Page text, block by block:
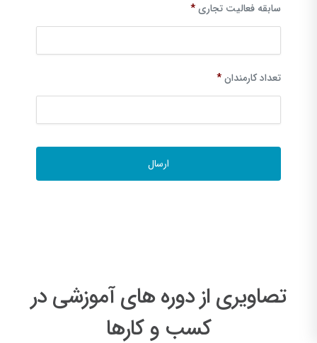
سابقه فعالیت تجاری*
تعداد کارمندان*
تصاویری از دوره های آموزشی در
کسب و کارها